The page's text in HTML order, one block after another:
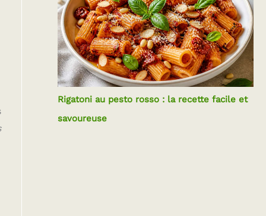
Rigatoni au pesto rosso : la recette facile et
savoureuse